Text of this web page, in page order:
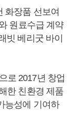
화장품 선보여
원료수급 계약
빗 베리굿 바이
로 2017년 창업
한 친환경 제품
능성에 기여하